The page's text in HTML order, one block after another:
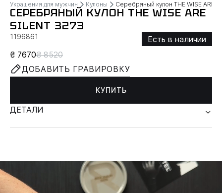
Украшения для мужчин Кулоны Серебряный кулон THE WISE ARE
СЕРЕБРЯНЫЙ КУЛОН THE WISE ARE
SILENT 3273
1196861
Есть в наличии
₴ 7670₴ 8520
ДОБАВИТЬ ГРАВИРОВКУ
КУПИТЬ
ДЕТАЛИ